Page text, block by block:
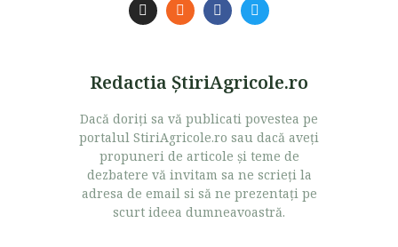
Redactia ŞtiriAgricole.ro
Dacă doriţi sa vă publicati povestea pe
portalul StiriAgricole.ro sau dacă aveţi
propuneri de articole şi teme de
dezbatere vă invitam sa ne scrieţi la
adresa de email si să ne prezentaţi pe
scurt ideea dumneavoastră.